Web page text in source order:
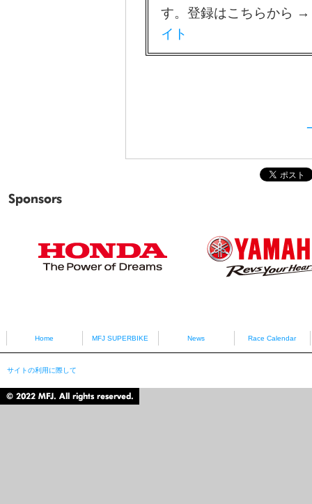
す。登録はこちらから
イト
Home MFJ SUPERBIKE News Race Calendar
サイトの利用に際して